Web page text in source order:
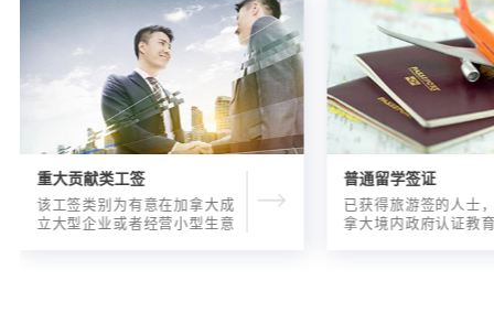
重大贡献类工签
该工签类别为有意在加拿大成
立大型企业或者经营小型生意
普通留学签证
已获得旅游签的人士
拿大境内政府认证教